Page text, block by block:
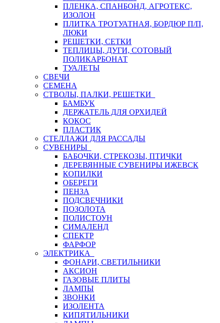
ПЛЕНКА, СПАНБОНД, АГРОТЕКС,
ИЗОЛОН
ПЛИТКА ТРОТУАТНАЯ, БОРДЮР П/П,
ЛЮКИ
РЕШЕТКИ, СЕТКИ
ТЕПЛИЦЫ, ДУГИ, СОТОВЫЙ
ПОЛИКАРБОНАТ
ТУАЛЕТЫ
СВЕЧИ
СЕМЕНА
СТВОЛЫ, ПАЛКИ, РЕШЕТКИ
БАМБУК
ДЕРЖАТЕЛЬ ДЛЯ ОРХИДЕЙ
КОКОС
ПЛАСТИК
СТЕЛЛАЖИ ДЛЯ РАССАДЫ
СУВЕНИРЫ
БАБОЧКИ, СТРЕКОЗЫ, ПТИЧКИ
ДЕРЕВЯННЫЕ СУВЕНИРЫ ИЖЕВСК
КОПИЛКИ
ОБЕРЕГИ
ПЕНЗА
ПОДСВЕЧНИКИ
ПОЗОЛОТА
ПОЛИСТОУН
СИМАЛЕНД
СПЕКТР
ФАРФОР
ЭЛЕКТРИКА
ФОНАРИ, СВЕТИЛЬНИКИ
АКСИОН
ГАЗОВЫЕ ПЛИТЫ
ЛАМПЫ
ЗВОНКИ
ИЗОЛЕНТА
КИПЯТИЛЬНИКИ